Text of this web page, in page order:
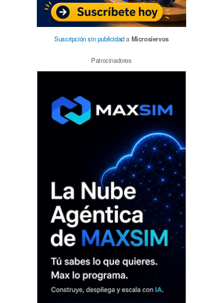
Suscripción sin publicidada Microsiervos
Patrocinadores